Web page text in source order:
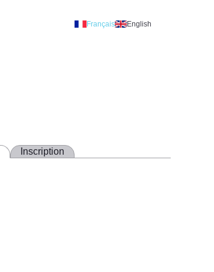
Français English
Inscription